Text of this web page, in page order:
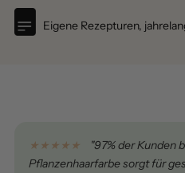
Eigene Rezepturen,
★★★★★
"97% der Kunden
Pflanzenhaarfarbe sorgt für